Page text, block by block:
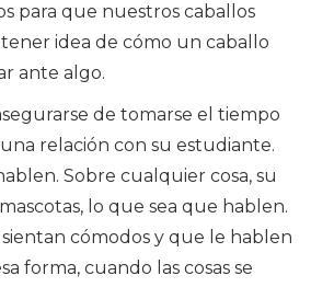
para que nuestros caballos
idea de cómo un caballo
ante algo.
de tomarse el tiempo
relación con su estudiante.
Sobre cualquier cosa, su
lo que sea que hablen.
cómodos y que le hablen
forma, cuando las cosas se